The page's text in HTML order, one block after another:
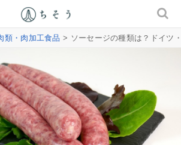
類・肉加工食品 > ソーセージの種類は？ドイツ